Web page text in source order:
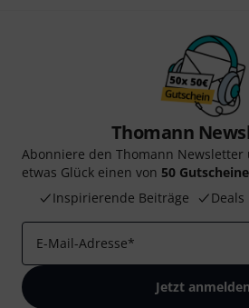
Thomann
Abonniere den Thomann
etwas Glück einen von 50
Inspirierende Beiträge
Deals
E-Mail-Adresse*
Jetzt anmelden